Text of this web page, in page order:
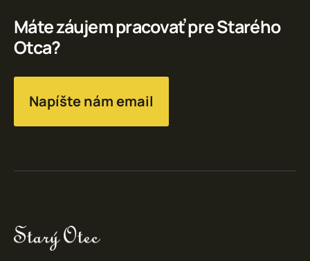
Máte záujem pracovať pre Starého
Otca?
Napíšte nám email